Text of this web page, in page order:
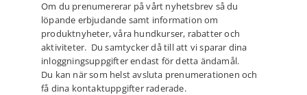
Om du prenumererar på vårt nyhetsbrev så du
löpande erbjudande samt information om
produktnyheter, våra hundkurser, rabatter och
aktiviteter. Du samtycker då till att vi sparar dina
inloggningsuppgifter endast för detta ändamål.
Du kan när som helst avsluta prenumerationen och
få dina kontaktuppgifter raderade.